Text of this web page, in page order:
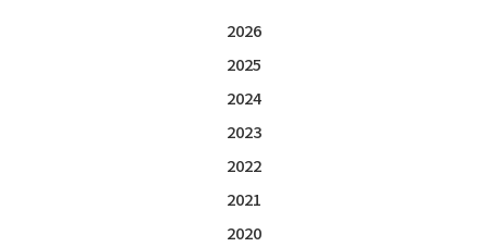
2026
2025
2024
2023
2022
2021
2020